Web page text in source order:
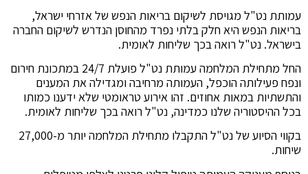
עמותת נט"ל מגויסת לשיקום בריאות הנפש של אזרחי ישראל,
בריאות הנפש היא חלק בלתי נפרד מהחוסן הנדרש לשיקום החברה
בישראל. נט"ל רואה בכך שליחות לאומית.
החל מתחילת המלחמה עמותת נט"ל פועלת 24/7 במתכונת חירום
ונפח פעילותה הוכפל, העמותה מרחיבה ומגדילה את המענים
והתשתיות במאות אחוזים. זהו אירוע טראומטי שלא ידענו כמותו
בכל ההיסטוריה שלנו כמדינה, נט"ל רואה בכך שליחות לאומית.
בקווי הסיוע של נט"ל התקבלו מתחילת המלחמה יותר מ-27,000
שיחות.